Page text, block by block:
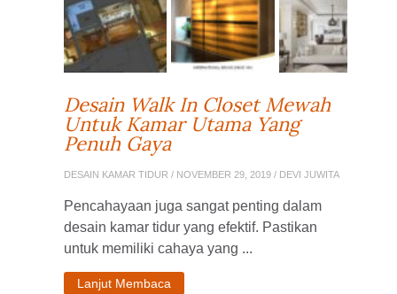
Desain Walk In Closet Mewah
Untuk Kamar Utama Yang
Penuh Gaya
DESAIN KAMAR TIDUR / NOVEMBER 29, 2019 / DEVI JUWITA
Pencahayaan juga sangat penting dalam
desain kamar tidur yang efektif. Pastikan
untuk memiliki cahaya yang ...
Lanjut Membaca